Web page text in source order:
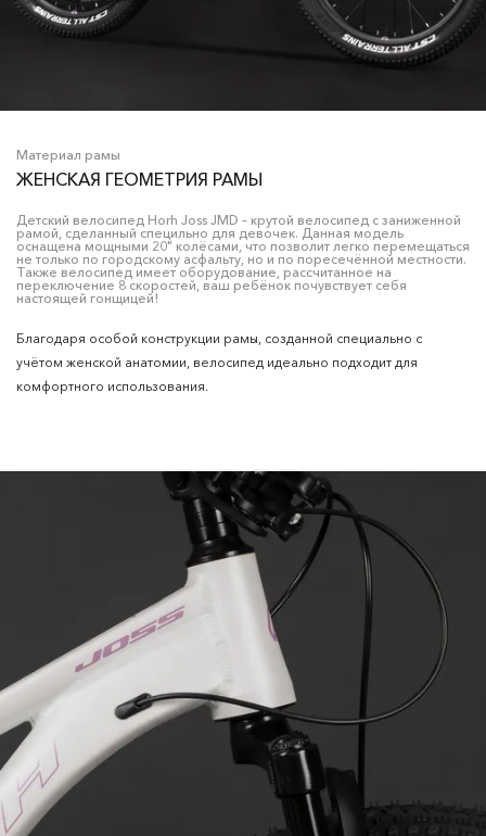
Материал рамы
ЖЕНСКАЯ ГЕОМЕТРИЯ РАМЫ
Детский велосипед Horh Joss JMD – крутой велосипед с заниженной
рамой, сделанный специльно для девочек. Данная модель
оснащена мощными 20" колёсами, что позволит легко перемещаться
не только по городскому асфальту, но и по поресечённой местности.
Также велосипед имеет оборудование, рассчитанное на
переключение 8 скоростей, ваш ребёнок почувствует себя
настоящей гонщицей!
Благодаря особой конструкции рамы, созданной специально с
учётом женской анатомии, велосипед идеально подходит для
комфортного использования.